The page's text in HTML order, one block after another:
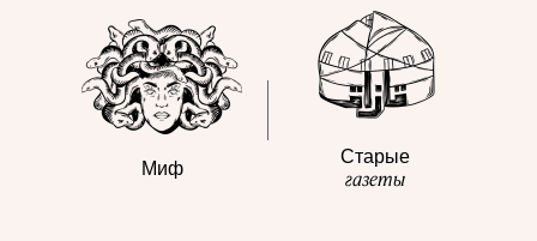
Миф
Старые
газеты